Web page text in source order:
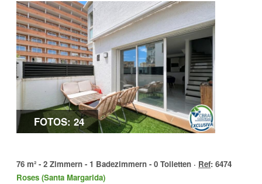
FOTOS: 24
76 m² - 2 Zimmern - 1 Badezimmern - 0 Toiletten · Ref: 6474
Roses (Santa Margarida)